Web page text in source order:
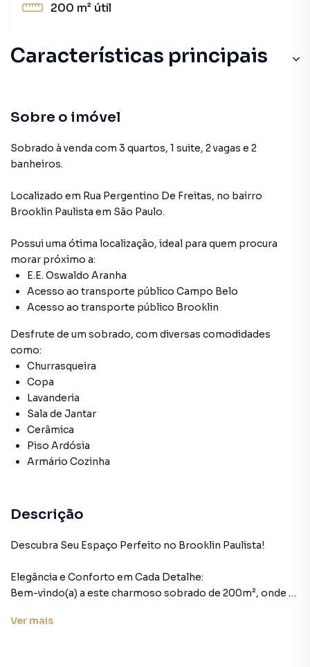
200 m² útil
Características principais
Armário Cozinha
Armário no Quarto
Churrasqueira
Sobre o imóvel
Sobrado à venda com 3 quartos, 1 suite, 2 vagas e 2
banheiros.
Localizado em Rua Pergentino De Freitas, no bairro
Brooklin Paulista em São Paulo.
Possui uma ótima localização, ideal para quem procura
morar próximo a:
E.E. Oswaldo Aranha
Acesso ao transporte público Campo Belo
Acesso ao transporte público Brooklin
Desfrute de um sobrado, com diversas comodidades
como:
Churrasqueira
Copa
Lavanderia
Sala de Jantar
Cerâmica
Piso Ardósia
Armário Cozinha
Descrição
Descubra Seu Espaço Perfeito no Brooklin Paulista!
Elegância e Conforto em Cada Detalhe:
Bem-vindo(a) a este charmoso sobrado de 200m², onde a
ambiente perfeito para uma vida sofisticada. Com três
Ver mais